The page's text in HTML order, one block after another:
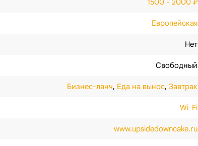
1500 - 2000 ₽
Европейская
Нет
Свободный
Бизнес-ланч, Еда на вынос, Завтрак
Wi-Fi
www.upsidedowncake.ru